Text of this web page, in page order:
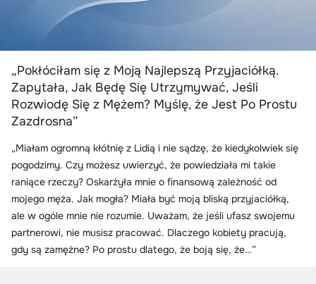
„Pokłóciłam się z Moją Najlepszą Przyjaciółką.
Zapytała, Jak Będę Się Utrzymywać, Jeśli
Rozwiodę Się z Mężem? Myślę, że Jest Po Prostu
Zazdrosna”
„Miałam ogromną kłótnię z Lidią i nie sądzę, że kiedykolwiek się
pogodzimy. Czy możesz uwierzyć, że powiedziała mi takie
raniące rzeczy? Oskarżyła mnie o finansową zależność od
mojego męża. Jak mogła? Miała być moją bliską przyjaciółką,
ale w ogóle mnie nie rozumie. Uważam, że jeśli ufasz swojemu
partnerowi, nie musisz pracować. Dlaczego kobiety pracują,
gdy są zamężne? Po prostu dlatego, że boją się, że…”